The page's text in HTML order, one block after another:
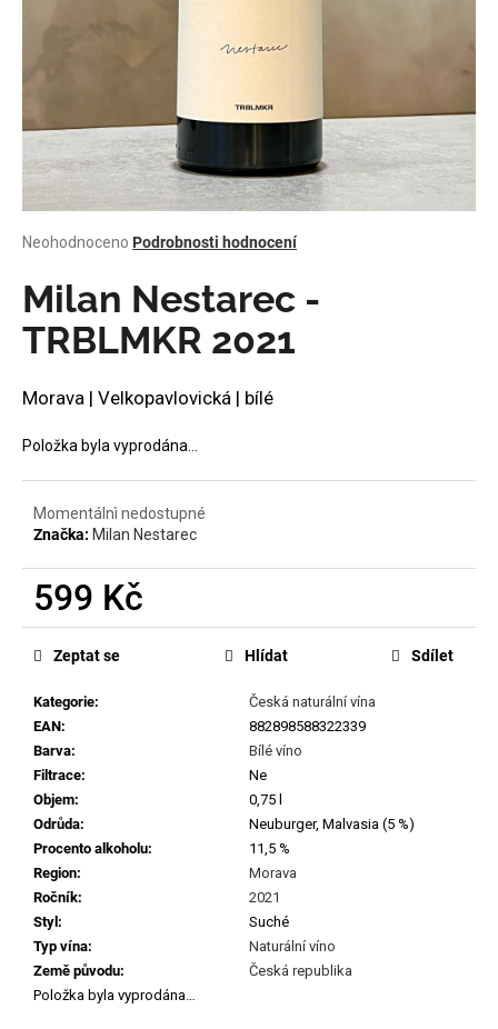
Průměrné
produktu
je
0,0
hvězdiček.
Neohodnoceno Podrobnosti hodnocení
Milan Nestarec -
TRBLMKR 2021
Morava | Velkopavlovická | bílé
Položka byla vyprodána…
Momentálnì nedostupné
Značka: Milan Nestarec
599 Kč
Měrná
cena:
Kategorie:
Česká naturální vína
EAN:
882898588322339
Barva:
Bílé víno
Filtrace:
Ne
Objem:
0,75 l
Odrůda:
Neuburger, Malvasia (5 %)
Procento alkoholu:
11,5 %
Region:
Morava
Ročník:
2021
Styl :
Suché
Typ vína:
Naturální víno
Země původu:
Česká republika
Položka byla vyprodána…
Zeptat se Hlídat Sdílet
t
D
p
r
u
č
u
e
m
e
DODANE
DOMAINE
DE
SAINT
PIERRE
PETIT
CUROULET
2023
699
Kč